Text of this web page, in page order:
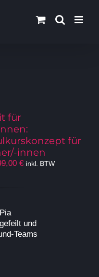
für
für
innen
€Preisspanne:
inkl. BTW
und
Teams